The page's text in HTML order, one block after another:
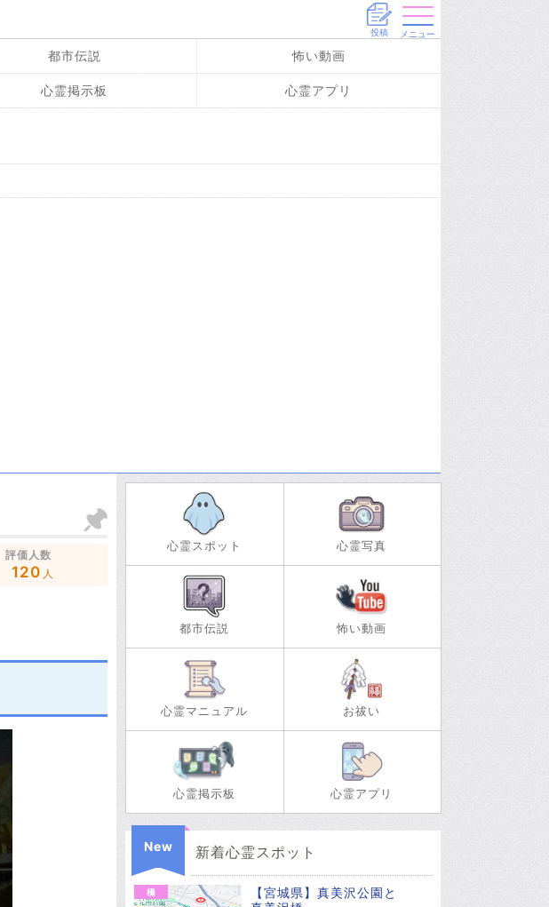
投稿 メニュー
都市伝説 怖い動画
心霊掲示板 心霊アプリ
評価人数
120 人
心霊スポット 心霊写真
都市伝説 怖い動画
心霊マニュアル お祓い
心霊掲示板 心霊アプリ
New 新着心霊スポット
橋
【宮城県】真美沢公園と